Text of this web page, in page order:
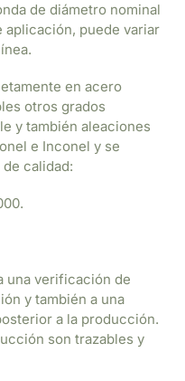
de diámetro nominal
aplicación, puede variar
en acero
otros grados
y también aleaciones
e Inconel y se
calidad:
una verificación de
y también a una
a la producción.
son trazables y